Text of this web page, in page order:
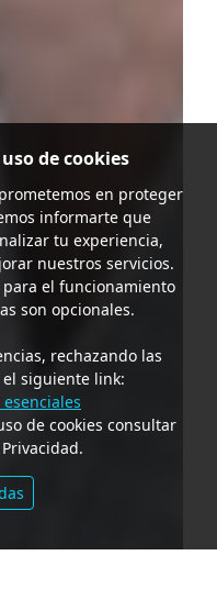
de cookies
en proteger
informarte que
tu experiencia,
nuestros servicios.
para el funcionamiento
son opcionales.
rechazando las
el siguiente link:
de cookies consultar